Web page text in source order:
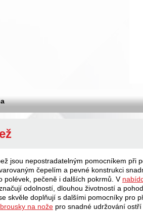
jsou nepostradatelným pomocníkem při
čepelím a pevné konstrukci
polévek, pečeně i dalších pokrmů. V
odolností, dlouhou životností a
skvěle doplňují s dalšími pomocníky pro
na nože pro snadné udržování